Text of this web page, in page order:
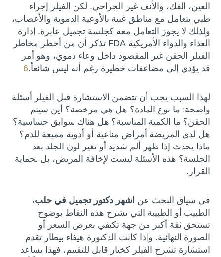
العين، الفك، والأنف غير الجراحي. لكن الفيلر إجراء
طبي يتعامل مع مناطق غنية بالأوعية الدموية والأعصاب،
ولذلك لا يجوز التعامل معه كجلسة تجميل عابرة. إدارة
الغذاء والدواء الأمريكية FDA تذكر أن من أخطر مخاطر
الفيلر الحقن غير المقصود داخل وعاء دموي، وهو أمر
قد يؤدي إلى مضاعفات خطيرة رغم أنه ليس شائعاً.6
لهذا السبب يجب أن تتضمن الاستشارة قبل الفيلر أسئلة
واضحة: ما نوع المادة؟ هل هي مرخصة؟ أين سيتم
الحقن؟ ما الكمية المناسبة؟ هل هناك سوابق حساسية؟
هل لدى المريضة أمراض مناعية أو أدوية مميعة للدم؟
ماذا يحدث إذا ظهر ألم شديد أو تغير لون الجلد بعد
الجلسة؟ هذه الأسئلة ليست لإخافة المريض، بل لحماية
القرار.
في سياق البحث عن اشهر دكتور تجميل في حلب،
الطبيب أو الطبيبة التي تشرح هذه النقاط بوضوح
تستحق ثقة أكبر من جهة تكتفي بعرض السعر أو
الصورة النهائية. وإذا كانت الدكتورة هيفاء بيطار تقدم
استشارة تشرح الفيلر كخيار قابل للتقييم، فهذا يساعد